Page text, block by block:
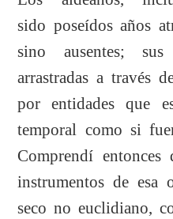
sido poseídos años
sino ausentes;
arrastradas a través
por entidades que
temporal como si
Comprendí entonces
instrumentos de esa
seco no euclidiano,